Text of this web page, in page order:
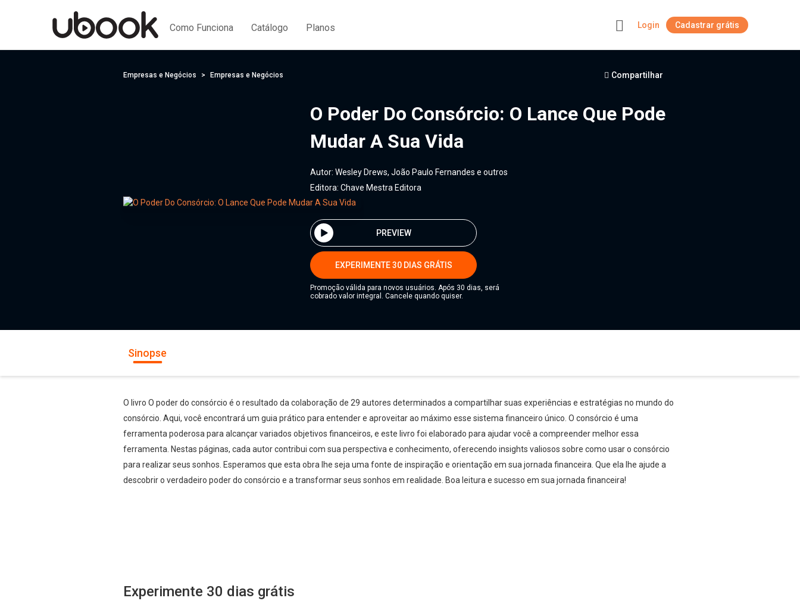
Como Funciona Catálogo Planos Login Cadastrar grátis
Empresas e Negócios Empresas e Negócios Compartilhar
O Poder Do Consórcio: O Lance Que Pode
Mudar A Sua Vida
Autor: Wesley Drews, João Paulo Fernandes e outros
Editora: Chave Mestra Editora
PREVIEW
EXPERIMENTE 30 DIAS GRÁTIS
Promoção válida para novos usuários. Após 30 dias, será
cobrado valor integral. Cancele quando quiser.
Sinopse
O livro O poder do consórcio é o resultado da colaboração de 29 autores determinados a compartilhar suas experiências e estratégias no mundo do
consórcio. Aqui, você encontrará um guia prático para entender e aproveitar ao máximo esse sistema financeiro único. O consórcio é uma
ferramenta poderosa para alcançar variados objetivos financeiros, e este livro foi elaborado para ajudar você a compreender melhor essa
ferramenta. Nestas páginas, cada autor contribui com sua perspectiva e conhecimento, oferecendo insights valiosos sobre como usar o consórcio
para realizar seus sonhos. Esperamos que esta obra lhe seja uma fonte de inspiração e orientação em sua jornada financeira. Que ela lhe ajude a
descobrir o verdadeiro poder do consórcio e a transformar seus sonhos em realidade. Boa leitura e sucesso em sua jornada financeira!
Experimente 30 dias grátis